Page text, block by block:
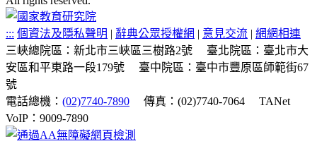
::: 個資法及隱私聲明 | 辭典公眾授權網 | 意見交流 | 網網相連
三峽總院區：新北市三峽區三樹路2號
臺北院區：臺北市大
安區和平東路一段179號
臺中院區：臺中市豐原區師範街67
號
電話總機： (02)7740-7890 傳真：(02)7740-7064
TANet
VoIP：9009-7890